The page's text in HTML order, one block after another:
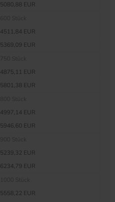
5080,88 EUR
4511,84 EUR
5369,09 EUR
4875,11 EUR
5801,38 EUR
4997,14 EUR
5946,60 EUR
5239,32 EUR
6234,79 EUR
5558,22 EUR